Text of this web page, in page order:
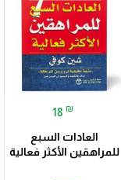
18 ₪
العادات السبع
للمراهقين الأكثر فعالية